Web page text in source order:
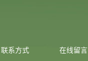
联系方式 在线留言